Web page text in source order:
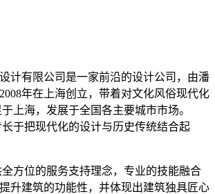
计有限公司是一家前沿的设计公司，由潘
年在上海创立，带着对文化风俗现代化
上海，发展于全国各主要城市市场。
于把现代化的设计与历史传统结合起
方位的服务支持理念，专业的技能融合
升建筑的功能性，并体现出建筑独具匠心